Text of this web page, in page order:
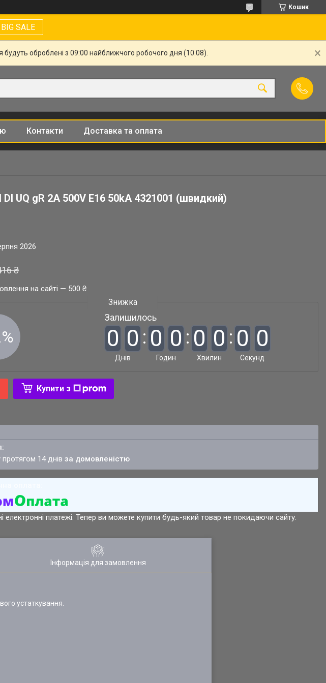
Кошик
SALE
оброблені з 09:00 найближчого робочого дня (10.08).
Контакти Доставка та оплата
DI UQ gR 2A 500V E16 50kA 4321001 (швидкий)
2026
₴
на сайті — 500 ₴
Залишилось
0 0
Днів
0 0
Годин
0 0
Хвилин
0 0
Секунд
Купити з
протягом 14 днівза домовленістю
електронні платежі. Тепер ви можете купити будь-який товар не покидаючи сайту.
Інформація для замовлення
устаткування.